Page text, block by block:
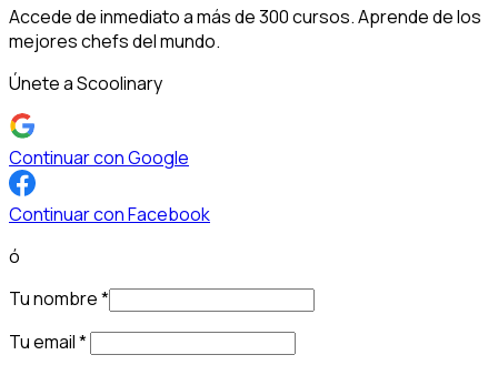
Accede de inmediato a más de 300 cursos. Aprende de los
mejores chefs del mundo.
Únete a Scoolinary
Continuar con Google
Continuar con Facebook
ó
Tu nombre*
Tu email*